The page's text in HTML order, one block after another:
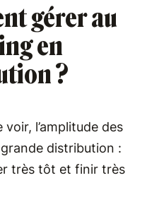
gérer au
en
?
l’amplitude des
distribution :
très tôt et finir très